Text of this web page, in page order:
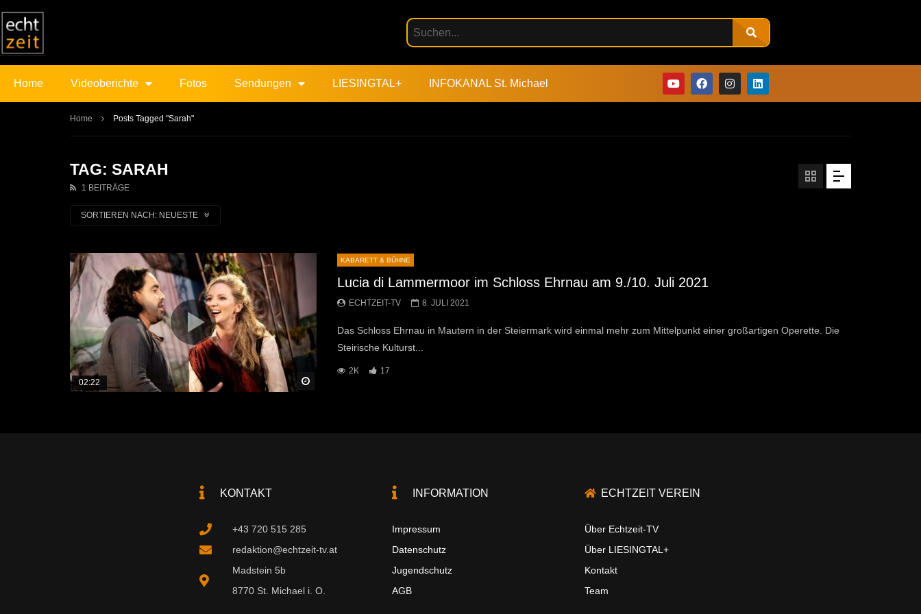
Home Videoberichte Fotos Sendungen LIESINGTAL+ INFOKANAL St. Michael
Home Posts Tagged "Sarah"
TAG: SARAH
1 BEITRÄGE
SORTIEREN NACH: NEUESTE
02:22
KABARETT & BÜHNE
Lucia di Lammermoor im Schloss Ehrnau am 9./10. Juli 2021
ECHTZEIT-TV 8. JULI 2021
Das Schloss Ehrnau in Mautern in der Steiermark wird einmal mehr zum Mittelpunkt einer großartigen Operette. Die
Steirische Kulturst...
2K 17
KONTAKT
+43 720 515 285
redaktion@echtzeit-tv.at
Madstein 5b
8770 St. Michael i. O.
INFORMATION
Impressum
Datenschutz
Jugendschutz
AGB
ECHTZEIT VEREIN
Über Echtzeit-TV
Über LIESINGTAL+
Kontakt
Team